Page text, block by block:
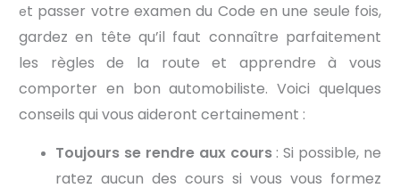
et passer votre examen du Code en une seule fois,
gardez en tête qu’il faut connaître parfaitement
les règles de la route et apprendre à vous
comporter en bon automobiliste. Voici quelques
conseils qui vous aideront certainement :
Toujours se rendre aux cours: Si possible, ne
ratez aucun des cours si vous vous formez